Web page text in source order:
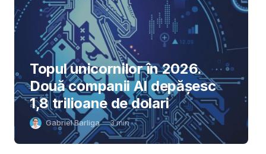
Topul unicornilor în 2026.
Două companii AI depășesc
1,8 trilioane de dolari
Gabriel Barliga 3min